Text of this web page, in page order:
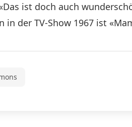
ist doch auch
in der TV-Show 1967 ist